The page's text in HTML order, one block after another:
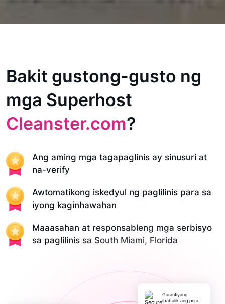
Bakit gustong-gusto ng
mga Superhost
Cleanster.com?
Ang aming mga tagapaglinis ay sinusuri at
na-verify
Awtomatikong iskedyul ng paglilinis para sa
iyong kaginhawahan
Maaasahan at responsableng mga serbisyo
sa paglilinis sa South Miami, Florida
Garantiyang
ibabalik ang pera